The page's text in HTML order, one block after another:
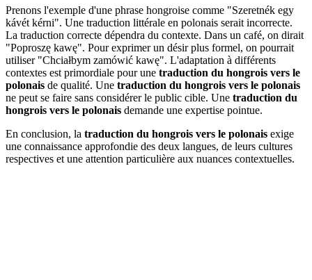
Prenons l'exemple d'une phrase hongroise comme "Szeretnék egy
kávét kérni". Une traduction littérale en polonais serait incorrecte.
La traduction correcte dépendra du contexte. Dans un café, on dirait
"Poproszę kawę". Pour exprimer un désir plus formel, on pourrait
utiliser "Chciałbym zamówić kawę". L'adaptation à différents
contextes est primordiale pour une traduction du hongrois vers le
polonais de qualité. Une traduction du hongrois vers le polonais
ne peut se faire sans considérer le public cible. Une traduction du
hongrois vers le polonais demande une expertise pointue.
En conclusion, la traduction du hongrois vers le polonais exige
une connaissance approfondie des deux langues, de leurs cultures
respectives et une attention particulière aux nuances contextuelles.